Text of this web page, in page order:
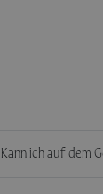
Kann ich auf dem